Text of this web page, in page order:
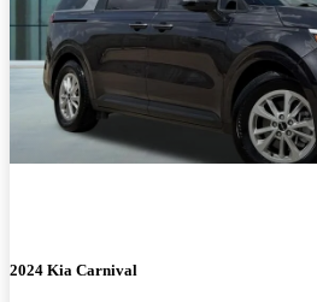
2024 Kia Carnival